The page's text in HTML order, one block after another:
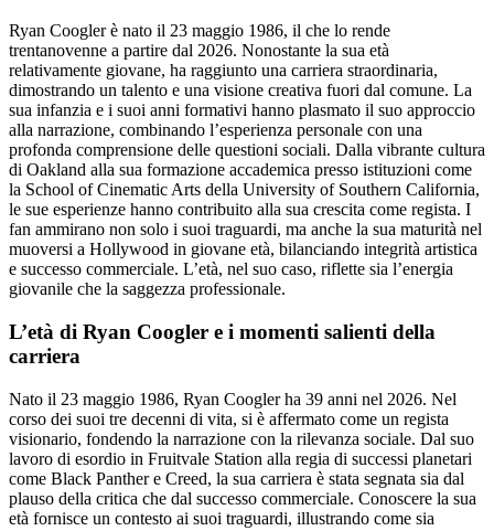
Ryan Coogler è nato il 23 maggio 1986, il che lo rende
trentanovenne a partire dal 2026. Nonostante la sua età
relativamente giovane, ha raggiunto una carriera straordinaria,
dimostrando un talento e una visione creativa fuori dal comune. La
sua infanzia e i suoi anni formativi hanno plasmato il suo approccio
alla narrazione, combinando l’esperienza personale con una
profonda comprensione delle questioni sociali. Dalla vibrante cultura
di Oakland alla sua formazione accademica presso istituzioni come
la School of Cinematic Arts della University of Southern California,
le sue esperienze hanno contribuito alla sua crescita come regista. I
fan ammirano non solo i suoi traguardi, ma anche la sua maturità nel
muoversi a Hollywood in giovane età, bilanciando integrità artistica
e successo commerciale. L’età, nel suo caso, riflette sia l’energia
giovanile che la saggezza professionale.
L’età di Ryan Coogler e i momenti salienti della
carriera
Nato il 23 maggio 1986, Ryan Coogler ha 39 anni nel 2026. Nel
corso dei suoi tre decenni di vita, si è affermato come un regista
visionario, fondendo la narrazione con la rilevanza sociale. Dal suo
lavoro di esordio in Fruitvale Station alla regia di successi planetari
come Black Panther e Creed, la sua carriera è stata segnata sia dal
plauso della critica che dal successo commerciale. Conoscere la sua
età fornisce un contesto ai suoi traguardi, illustrando come sia